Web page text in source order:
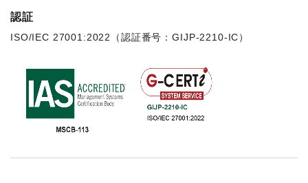
認証
ISO/IEC 27001:2022（認証番号：GIJP-2210-IC）